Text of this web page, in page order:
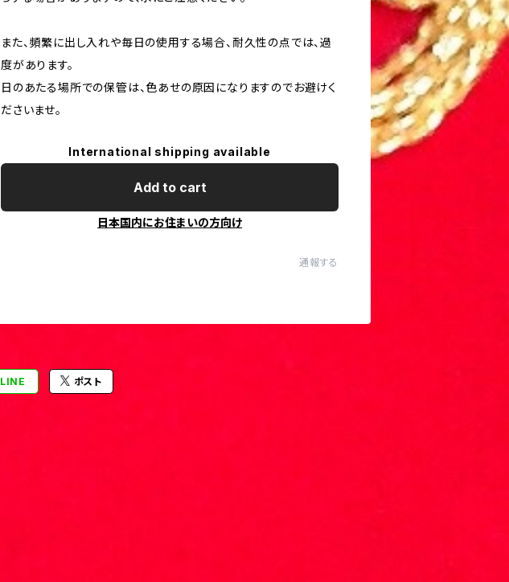
また、頻繁に出し入れや毎日の使用する場合、耐久性の点では、過
度があります。
日のあたる場所での保管は、色あせの原因になりますのでお避けく
ださいませ。
International shipping available
Add to cart
日本国内にお住まいの方向け
通報する
LINE ポスト